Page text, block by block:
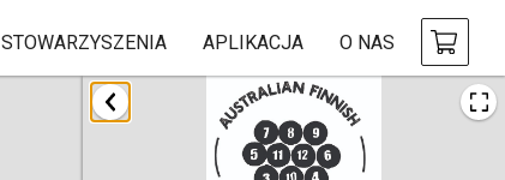
STOWARZYSZENIA APLIKACJA O NAS
styczeń 2023
LE Tournoi de Noël